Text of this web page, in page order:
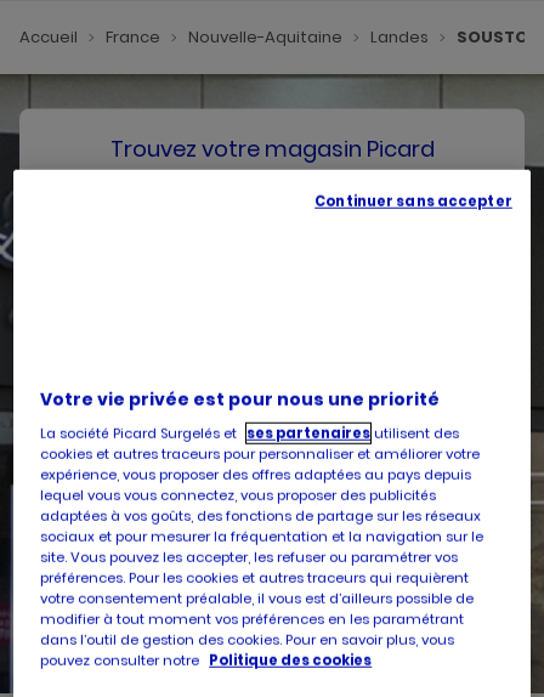
Accueil France Nouvelle-Aquitaine Landes
Trouvez votre magasin Picard
SE GÉOLOCALISER
Services
RECHERCHERUN
POINT
DE
VENTE
PICARD
Votre vie privée est pour nous une priorité
La société Picard Surgelés et ses partenairesutilisent des
cookies et autres traceurs pour personnaliser et améliorer votre
expérience, vous proposer des offres adaptées au pays depuis
lequel vous vous connectez, vous proposer des publicités
adaptées à vos goûts, des fonctions de partage sur les réseaux
sociaux et pour mesurer la fréquentation et la navigation sur le
site. Vous pouvez les accepter, les refuser ou paramétrer vos
préférences. Pour les cookies et autres traceurs qui requièrent
votre consentement préalable, il vous est d’ailleurs possible de
modifier à tout moment vos préférences en les paramétrant
dans l’outil de gestion des cookies. Pour en savoir plus, vous
pouvez consulter notre Politique des cookies
Continuer sans accepter